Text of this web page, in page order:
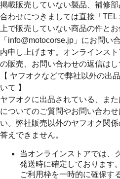
掲載販売していない製品、補修
合わせにつきましては直接「TEL
上で販売していない商品の件と
「info@motocorse.jp」にお問い
内申し上げます。オンラインス
の販売、お問い合わせの返信はし
【 ヤフオクなどで弊社以外の出
いて 】
ヤフオクに出品されている、ま
についてのご質問やお問い合わ
い。弊社販売以外のヤフオク関
答えできません。
当オンラインストアでは、
発送時に確定しております
ご利用枠を一時的に確保す